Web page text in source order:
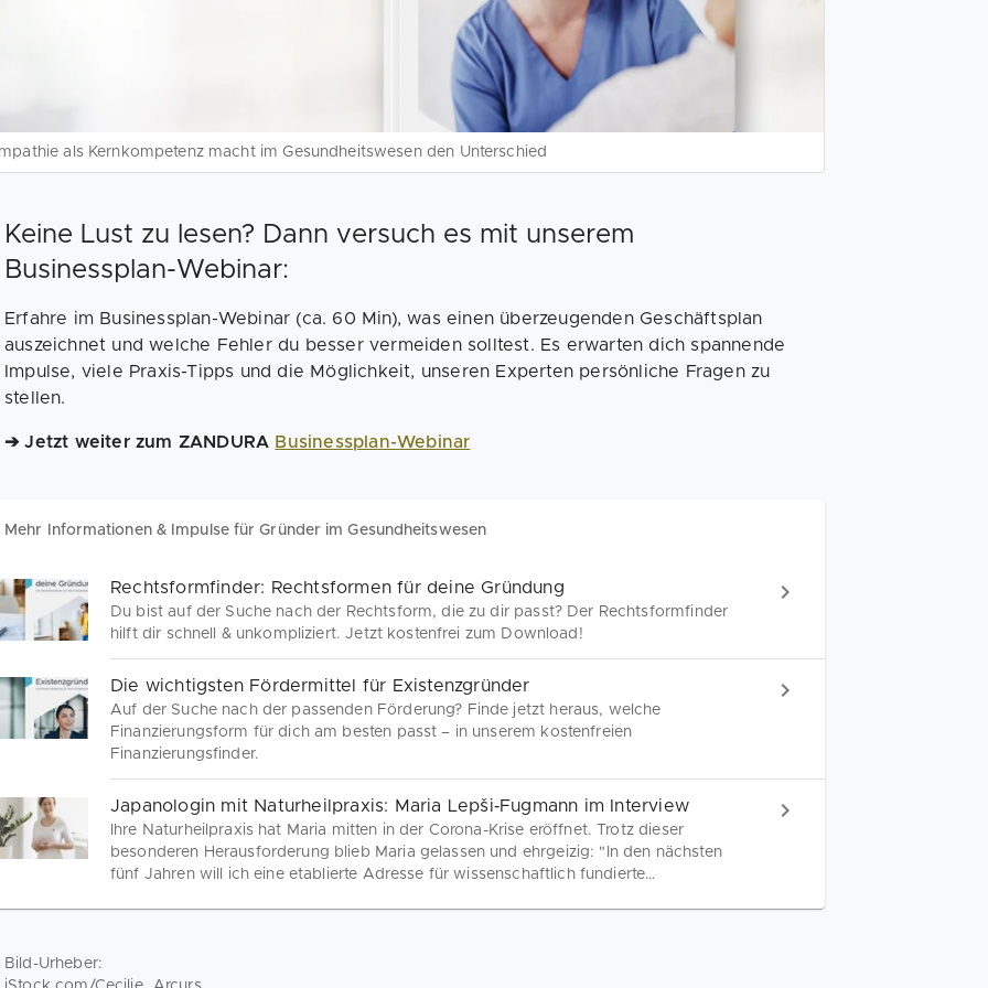
als Kernkompetenz macht im Gesundheitswesen den Unterschied
Keine Lust zu lesen? Dann versuch es mit unserem
Businessplan-Webinar:
Erfahre im Businessplan-Webinar (ca. 60 Min), was einen überzeugenden Geschäftsplan
auszeichnet und welche Fehler du besser vermeiden solltest. Es erwarten dich spannende
Impulse, viele Praxis-Tipps und die Möglichkeit, unseren Experten persönliche Fragen zu
stellen.
➔ Jetzt weiter zum ZANDURA Businessplan-Webinar
Mehr Informationen & Impulse für Gründer im Gesundheitswesen
Rechtsformfinder: Rechtsformen für deine Gründung
Du bist auf der Suche nach der Rechtsform, die zu dir passt? Der Rechtsformfinder
hilft dir schnell & unkompliziert. Jetzt kostenfrei zum Download!
Die wichtigsten Fördermittel für Existenzgründer
Auf der Suche nach der passenden Förderung? Finde jetzt heraus, welche
Finanzierungsform für dich am besten passt – in unserem kostenfreien
Finanzierungsfinder.
Japanologin mit Naturheilpraxis: Maria Lepši‑Fugmann im Interview
Ihre Naturheilpraxis hat Maria mitten in der Corona-Krise eröffnet. Trotz dieser
besonderen Herausforderung blieb Maria gelassen und ehrgeizig: "In den nächsten
fünf Jahren will ich eine etablierte Adresse für wissenschaftlich fundierte
Bild-Urheber: